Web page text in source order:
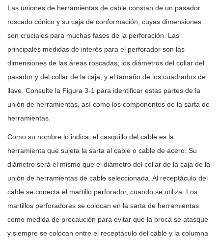
Las uniones de herramientas de cable constan de un pasador
roscado cónico y su caja de conformación, cuyas dimensiones
son cruciales para muchas fases de la perforación. Las
principales medidas de interés para el perforador son las
dimensiones de las áreas roscadas, los diámetros del collar del
pasador y del collar de la caja, y el tamaño de los cuadrados de
llave. Consulte la Figura 3-1 para identificar estas partes de la
unión de herramientas, así como los componentes de la sarta de
herramientas.
Como su nombre lo indica, el casquillo del cable es la
herramienta que sujeta la sarta al cable o cable de acero. Su
diámetro será el mismo que el diámetro del collar de la caja de la
unión de herramientas de cable seleccionada. Al receptáculo del
cable se conecta el martillo perforador, cuando se utiliza. Los
martillos perforadores se colocan en la sarta de herramientas
como medida de precaución para evitar que la broca se atasque
y siempre se colocan entre el receptáculo del cable y la columna